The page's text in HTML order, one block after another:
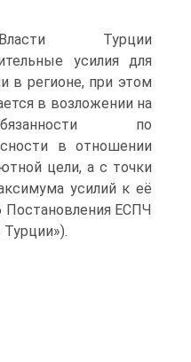
Турции
усилия для
в регионе, при этом
в возложении на
по
в отношении
цели, а с точки
усилий к её
ЕСПЧ